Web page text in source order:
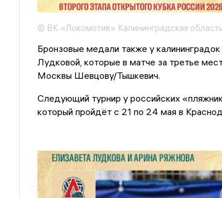
© ВК «Локомотив» Калининградская область
Бронзовые медали также у
Лудковой, которые в матче за третье
Москвы Шевцову/Тышкевич.
Следующий турнир у российских
который пройдёт с 21 по 24 мая в